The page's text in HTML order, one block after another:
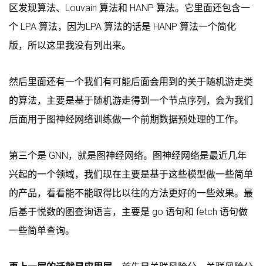
区发现算法、Louvain 算法和 HANP 算法。它里面还包含一
个 LPA 算法，因为LPA 算法的话是 HANP 算法一个简化
版，所以这里我没有列出来。
然后里面还有一个我们有可能后面会用到的关于随机游走类
的算法，主要是基于随机游走得到一个节点序列，会为我们
后面用于图神经网络训练做一个前期数据预处理的工作。
第三个是 GNN，就是图神经网络。图神经网络是最近几年
兴起的一个领域，我们现在主要是基于这些模型做一些简单
的产品，看看能不能取得比以往的方法更好的一些效果。最
后基于悦数的图查询语言，主要是 go 语句和 fetch 语句做
一些简单查询。